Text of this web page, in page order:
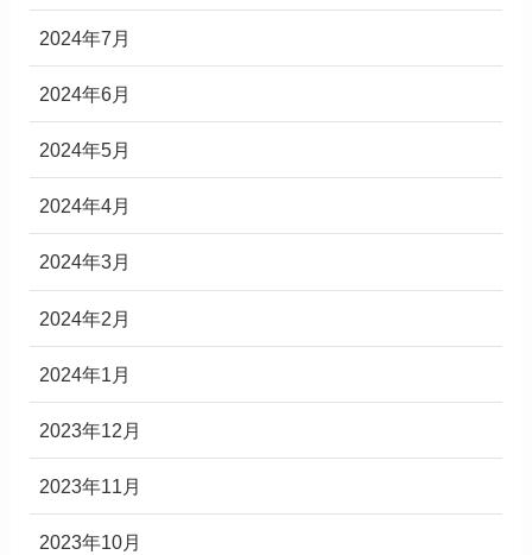
2024年7月
2024年6月
2024年5月
2024年4月
2024年3月
2024年2月
2024年1月
2023年12月
2023年11月
2023年10月